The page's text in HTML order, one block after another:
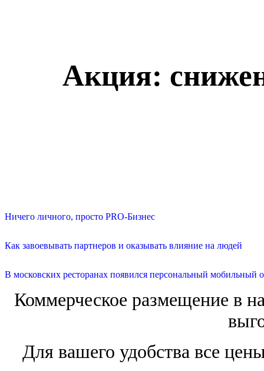
Акция:
Ничего личного, просто PRO-Бизнес
Как завоевывать партнеров и оказывать влияние на людей
В московских ресторанах появился персональный мобильный
Коммерческое размещение в
Для вашего удобства все